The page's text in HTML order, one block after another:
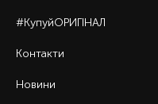
#КупуйОРИГІНАЛ
Контакти
Новини